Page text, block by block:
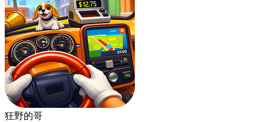
狂野的哥